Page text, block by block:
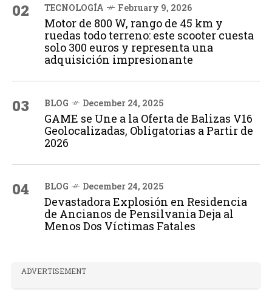
02 TECNOLOGÍA February 9, 2026
Motor de 800 W, rango de 45 km y
ruedas todo terreno: este scooter cuesta
solo 300 euros y representa una
adquisición impresionante
03 BLOG December 24, 2025
GAME se Une a la Oferta de Balizas V16
Geolocalizadas, Obligatorias a Partir de
2026
04 BLOG December 24, 2025
Devastadora Explosión en Residencia
de Ancianos de Pensilvania Deja al
Menos Dos Víctimas Fatales
ADVERTISEMENT